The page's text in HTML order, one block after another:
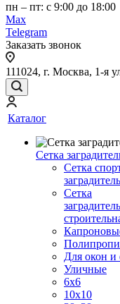
пн – пт: с 9:00 до 18:00
Max
Telegram
Заказать звонок
111024, г. Москва, 1-я
Каталог
Сетка
Сетка
Сетка
Для окон и
Уличные
6х6
10х10